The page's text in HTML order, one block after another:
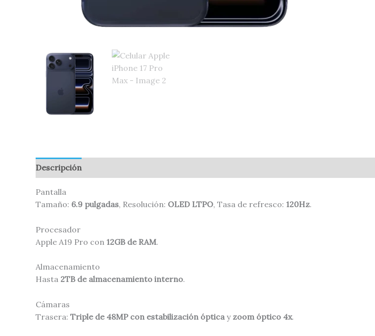
Descripción
Pantalla
Tamaño: 6.9 pulgadas, Resolución: OLED LTPO, Tasa de refresco: 120Hz.
Procesador
Apple A19 Pro con 12GB de RAM.
Almacenamiento
Hasta 2TB de almacenamiento interno.
Cámaras
Trasera: Triple de 48MP con estabilización óptica y zoom óptico 4x.